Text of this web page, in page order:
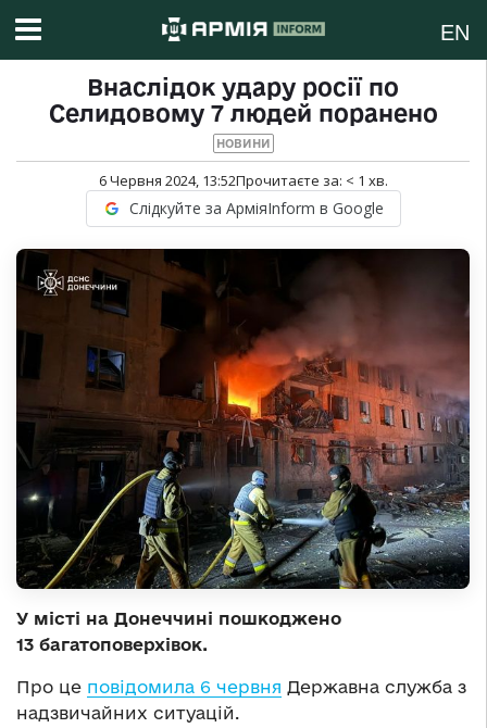
EN
Внаслідок удару росії по
Селидовому 7 людей поранено
НОВИНИ
6 Червня 2024, 13:52Прочитаєте за: < 1 хв.
Слідкуйте за АрміяInform в Google
У місті на Донеччині пошкоджено
13 багатоповерхівок.
Про це повідомила 6 червня Державна служба з
надзвичайних ситуацій.